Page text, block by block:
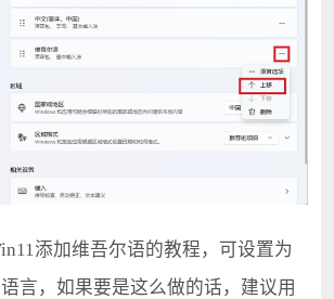
添加维吾尔语的教程，可设置为
言，如果要是这么做的话，建议用